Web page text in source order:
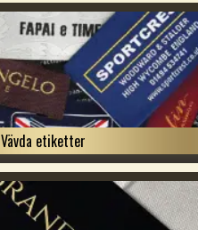
Vävda etiketter